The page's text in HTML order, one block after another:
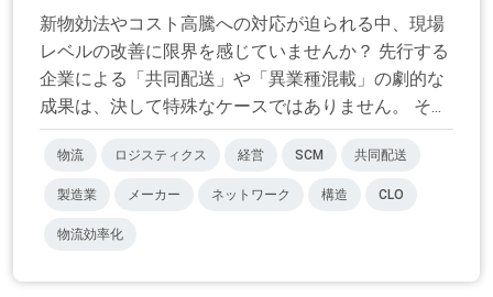
新物効法やコスト高騰への対応が迫られる中、現場
レベルの改善に限界を感じていませんか？ 先行する
企業による「共同配送」や「異業種混載」の劇的な
成果は、決して特殊なケースではありません。 そ...
物流 ロジスティクス 経営 SCM 共同配送
製造業 メーカー ネットワーク 構造 CLO
物流効率化